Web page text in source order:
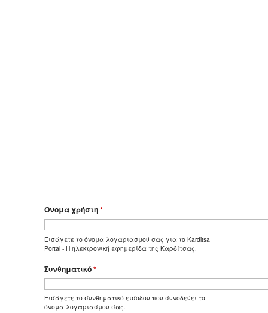
Όνομα χρήστη*
Εισάγετε το όνομα λογαριασμού σας για το Karditsa
Portal - Η ηλεκτρονική εφημερίδα της Καρδίτσας.
Συνθηματικό*
Εισάγετε το συνθηματικό εισόδου που συνοδεύει το
όνομα λογαριασμού σας.